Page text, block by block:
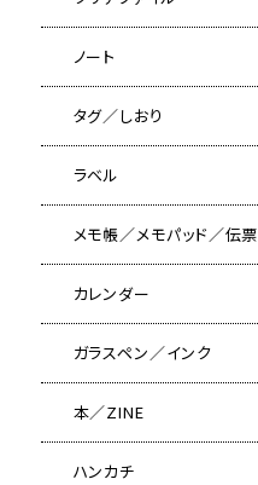
ノート
タグ／しおり
ラベル
メモ帳／メモパッド／伝票
カレンダー
ガラスペン／インク
本／ZINE
ハンカチ